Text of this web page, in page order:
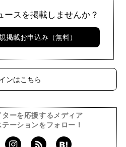
ースを掲載しませんか？
掲載お申込み（無料）
ンはこちら
ターを応援するメディア
ーションをフォロー！